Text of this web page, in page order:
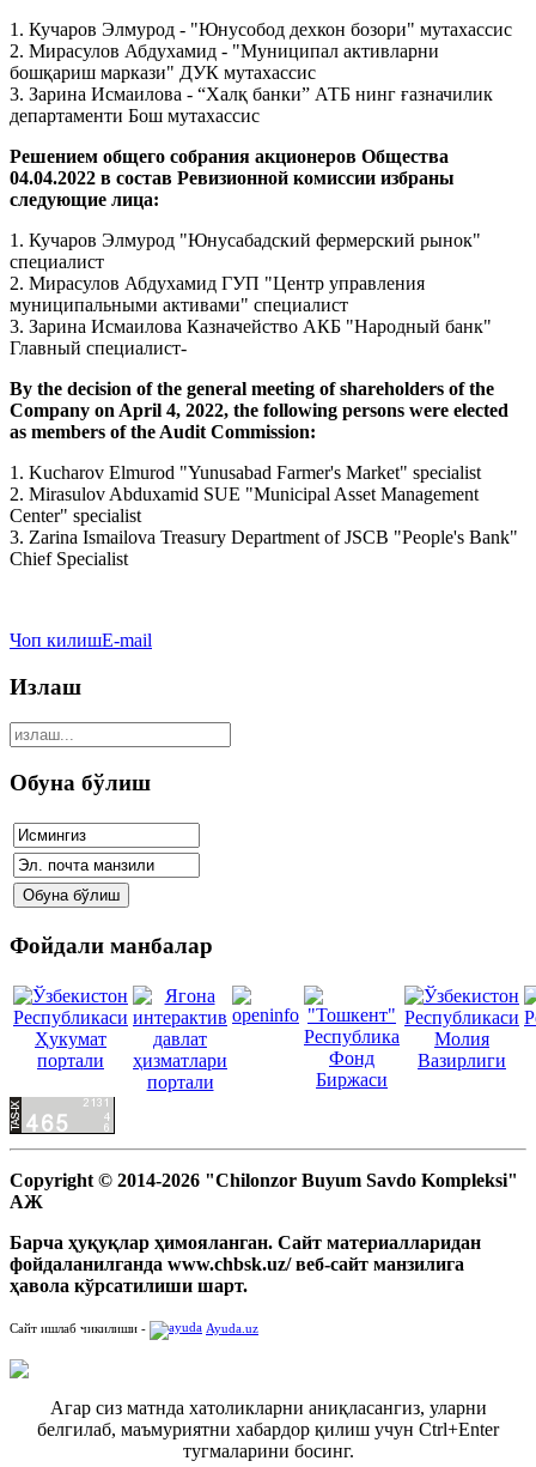
1. Кучаров Элмурод - "Юнусобод дехкон бозори" мутахассис
2. Мирасулов Абдухамид - "Муниципал активларни
бошқариш маркази" ДУК мутахассис
3. Зарина Исмаилова - “Халқ банки” АТБ нинг ғазначилик
департаменти Бош мутахассис
Решением общего собрания акционеров Общества
04.04.2022 в состав Ревизионной комиссии избраны
следующие лица:
1. Кучаров Элмурод "Юнусабадский фермерский рынок"
специалист
2. Мирасулов Абдухамид ГУП "Центр управления
муниципальными активами" специалист
3. Зарина Исмаилова Казначейство АКБ "Народный банк"
Главный специалист-
By the decision of the general meeting of shareholders of the
Company on April 4, 2022, the following persons were elected
as members of the Audit Commission:
1. Kucharov Elmurod "Yunusabad Farmer's Market" specialist
2. Mirasulov Abduxamid SUE "Municipal Asset Management
Center" specialist
3. Zarina Ismailova Treasury Department of JSCB "People's Bank"
Chief Specialist
Чоп килишE-mail
Излаш
Обуна бўлиш
Фойдали манбалар
Copyright © 2014-2026 "Chilonzor Buyum Savdo Kompleksi"
АЖ
Барча ҳуқуқлар ҳимояланган. Сайт материалларидан
фойдаланилганда www.chbsk.uz/ веб-сайт манзилига
ҳавола кўрсатилиши шарт.
Сайт ишлаб чикилиши - Ayuda.uz
Агар сиз матнда хатоликларни аниқласангиз, уларни
белгилаб, маъмуриятни хабардор қилиш учун Ctrl+Enter
тугмаларини босинг.